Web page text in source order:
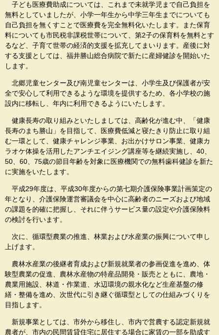
子ども医療費助成については、これまで未就学児まで自己負担を
無料としていましたが、小学一年生から中学三年生までについても
自己負担を無くすことで医療費を完全無料化いたします。また保育
料についても市民税非課税世帯について、第2子の保育料を無料とす
るなど、子育て世帯の経済的支援を拡充してまいります。産後に対
する支援としては、福井勝山総合病院で新たに産婦健診を開始いた
します。
北郷児童センター及び南児童センターは、小学生及び保護者が安
全で安心して利用できるような環境を提供するため、各小学校の施
設内に移転し、年内に利用できるようにいたします。
健康長寿の取り組みといたしましては、高齢化が進む中、「健康
長寿のまち勝山」を目指して、医療費低減と寝たきり防止に取り組
む一環として、健康チャレンジ事業、お出かけサロン事業、健康カ
ラオケ体操を活用したアンチエイジング講座等を継続実施し、40、
50、60、75歳の節目年齢を対象に医療機関での無料歯科健診を新た
に実施をいたします。
平成29年度は、平成30年度からの第七期介護保険事業計画策定の
年となり、介護保険運営審議会を中心に高齢者のニーズおよび地域
の課題を的確に把握し、それに伴うサービス量の設定や介護保険料
の検討を行います。
次に、循環型農業の推進、林業および水産業の振興について申し
上げます。
農林水産業の後継者育成および新規就業者の参画促進を進め、体
験型農業の促進、農林水産物の特産品開発・販売とともに、農地・
農業用施設、林道・作業道、水辺環境の親水化など生産基盤の修
繕・整備を進め、次世代に引き継ぐ循環型としての仕組みづくりを
目指します。
新規事業としては、市外から移住し、市内で営農する認定新規就
農者が、市内の民間賃貸住宅に居住する場合に家賃の一部を助成す